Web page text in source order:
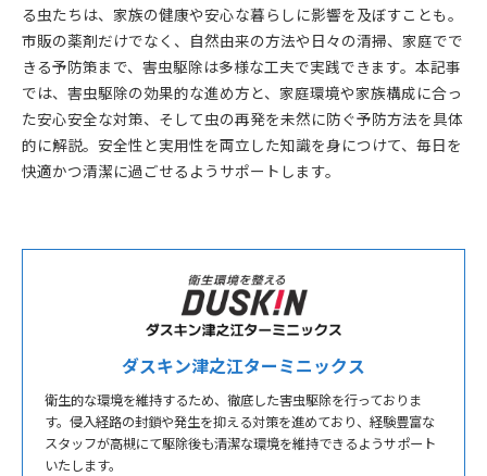
る虫たちは、家族の健康や安心な暮らしに影響を及ぼすことも。
市販の薬剤だけでなく、自然由来の方法や日々の清掃、家庭でで
きる予防策まで、害虫駆除は多様な工夫で実践できます。本記事
では、害虫駆除の効果的な進め方と、家庭環境や家族構成に合っ
た安心安全な対策、そして虫の再発を未然に防ぐ予防方法を具体
的に解説。安全性と実用性を両立した知識を身につけて、毎日を
快適かつ清潔に過ごせるようサポートします。
ダスキン津之江ターミニックス
衛生的な環境を維持するため、徹底した害虫駆除を行っておりま
す。侵入経路の封鎖や発生を抑える対策を進めており、経験豊富な
スタッフが高槻にて駆除後も清潔な環境を維持できるようサポート
いたします。